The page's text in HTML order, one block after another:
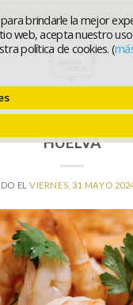
brindarle la mejor
web, acepta nuestro
política de cookies. (
GAMBAS
HUELVA
ELVIERNES, 31 MAYO